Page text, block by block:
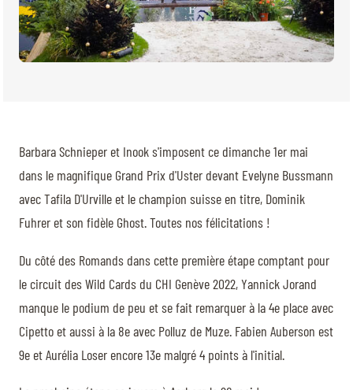
Barbara Schnieper et Inook s'imposent ce dimanche 1er mai
dans le magnifique Grand Prix d'Uster devant Evelyne Bussmann
avec Tafila D'Urville et le champion suisse en titre, Dominik
Fuhrer et son fidèle Ghost. Toutes nos félicitations !
Du côté des Romands dans cette première étape comptant pour
le circuit des Wild Cards du CHI Genève 2022, Yannick Jorand
manque le podium de peu et se fait remarquer à la 4e place avec
Cipetto et aussi à la 8e avec Polluz de Muze. Fabien Auberson est
9e et Aurélia Loser encore 13e malgré 4 points à l'initial.